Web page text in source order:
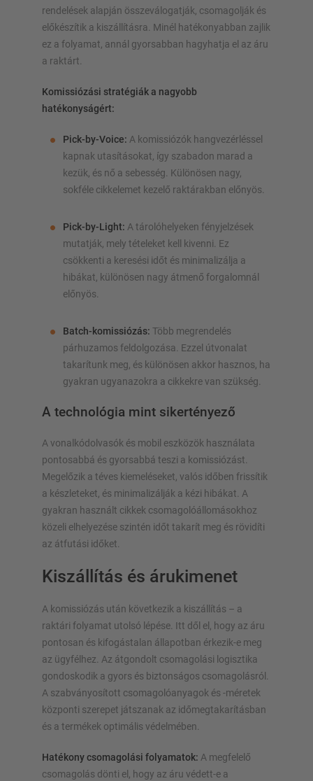
rendelések alapján összeválogatják, csomagolják és
előkészítik a kiszállításra. Minél hatékonyabban zajlik
ez a folyamat, annál gyorsabban hagyhatja el az áru
a raktárt.
Komissiózási stratégiák a nagyobb
hatékonyságért:
Pick-by-Voice: A komissiózók hangvezérléssel
kapnak utasításokat, így szabadon marad a
kezük, és nő a sebesség. Különösen nagy,
sokféle cikkelemet kezelő raktárakban előnyös.
Pick-by-Light: A tárolóhelyeken fényjelzések
mutatják, mely tételeket kell kivenni. Ez
csökkenti a keresési időt és minimalizálja a
hibákat, különösen nagy átmenő forgalomnál
előnyös.
Batch-komissiózás: Több megrendelés
párhuzamos feldolgozása. Ezzel útvonalat
takarítunk meg, és különösen akkor hasznos, ha
gyakran ugyanazokra a cikkekre van szükség.
A technológia mint sikertényező
A vonalkódolvasók és mobil eszközök használata
pontosabbá és gyorsabbá teszi a komissiózást.
Megelőzik a téves kiemeléseket, valós időben frissítik
a készleteket, és minimalizálják a kézi hibákat. A
gyakran használt cikkek csomagolóállomásokhoz
közeli elhelyezése szintén időt takarít meg és rövidíti
az átfutási időket.
Kiszállítás és árukimenet
A komissiózás után következik a kiszállítás – a
raktári folyamat utolsó lépése. Itt dől el, hogy az áru
pontosan és kifogástalan állapotban érkezik-e meg
az ügyfélhez. Az átgondolt csomagolási logisztika
gondoskodik a gyors és biztonságos csomagolásról.
A szabványosított csomagolóanyagok és -méretek
központi szerepet játszanak az időmegtakarításban
és a termékek optimális védelmében.
Hatékony csomagolási folyamatok: A megfelelő
csomagolás dönti el, hogy az áru védett-e a